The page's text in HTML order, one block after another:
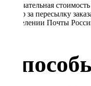
Окончательная
Тариф за пересылку
в отделении Почты